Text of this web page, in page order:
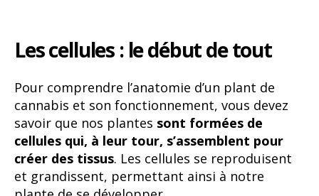
Les cellules : le début de tout
Pour comprendre l’anatomie d’un plant de
cannabis et son fonctionnement, vous devez
savoir que nos plantes sont formées de
cellules qui, à leur tour, s’assemblent pour
créer des tissus. Les cellules se reproduisent
et grandissent, permettant ainsi à notre